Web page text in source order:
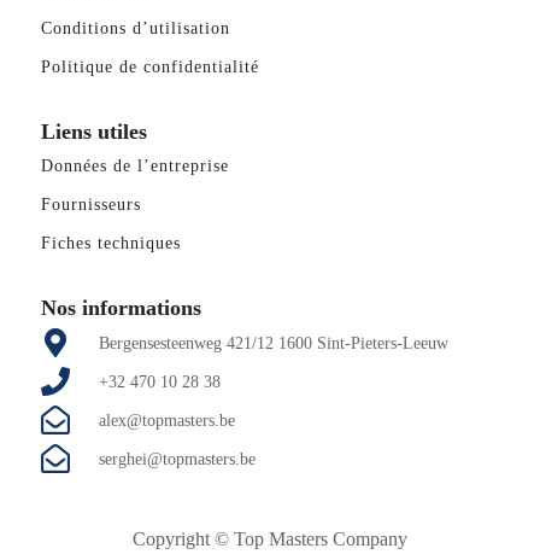
Conditions d’utilisation
Politique de confidentialité
Liens utiles
Données de l’entreprise
Fournisseurs
Fiches techniques
Nos informations
Bergensesteenweg 421/12 1600 Sint-Pieters-Leeuw
+32 470 10 28 38
alex@topmasters.be
serghei@topmasters.be
Copyright © Top Masters Company